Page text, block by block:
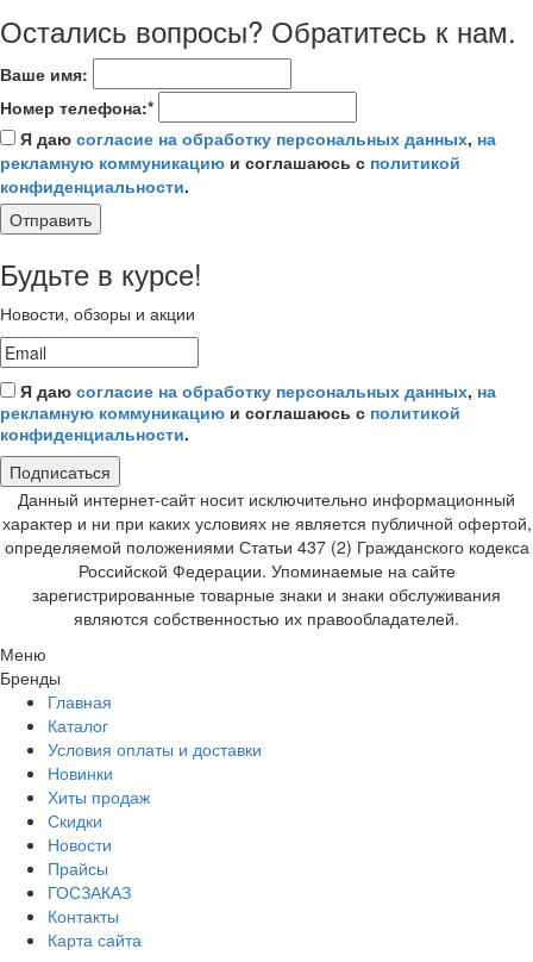
Остались вопросы? Обратитесь к нам.
Ваше имя:
Номер телефона:*
Я даю согласие на обработку персональных данных, на
рекламную коммуникацию и соглашаюсь с политикой
конфиденциальности.
Отправить
Будьте в курсе!
Новости, обзоры и акции
Я даю согласие на обработку персональных данных, на
рекламную коммуникацию и соглашаюсь с политикой
конфиденциальности.
Подписаться
Данный интернет-сайт носит исключительно информационный
характер и ни при каких условиях не является публичной офертой,
определяемой положениями Статьи 437 (2) Гражданского кодекса
Российской Федерации. Упоминаемые на сайте
зарегистрированные товарные знаки и знаки обслуживания
являются собственностью их правообладателей.
Меню
Бренды
Главная
Каталог
Условия оплаты и доставки
Новинки
Хиты продаж
Скидки
Новости
Прайсы
ГОСЗАКАЗ
Контакты
Карта сайта